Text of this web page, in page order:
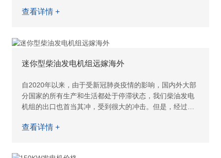
来越受到
查看详情 +
迷你型柴油发电机组远嫁海外
自2020年以来，由于受新冠肺炎疫情的影响，国内外大部
分国家的所有生产和生活都处于停滞状态，我们柴油发电
机组的出口也首当其冲，受到很大的冲击。但是，经过我
视频沟通，邮件
查看详情 +